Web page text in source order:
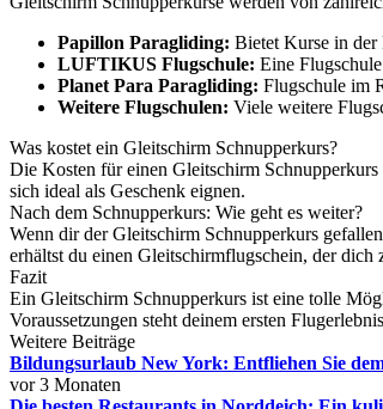
Papillon Paragliding: Bietet Kurse in der
LUFTIKUS Flugschule: Eine
Planet Para Paragliding: Flugschule im
Weitere Flugschulen: Viele weitere
Was kostet ein Gleitschirm Schnupperkurs?
Die Kosten für einen Gleitschirm
sich ideal als Geschenk eignen.
Nach dem Schnupperkurs: Wie geht es weiter?
Wenn dir der Gleitschirm Schnupperkurs
erhältst du einen Gleitschirmflugschein, der dich
Fazit
Ein Gleitschirm Schnupperkurs ist eine tolle
Voraussetzungen steht deinem ersten
Weitere Beiträge
Bildungsurlaub New York: Entfliehen Sie
vor 3 Monaten